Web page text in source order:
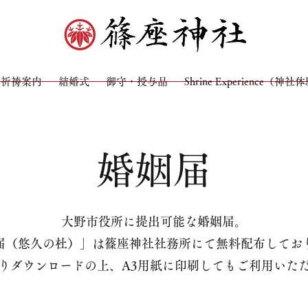
祈祷案内 結婚式 御守・授与品 Shrine Experience（神社体
​婚姻届
大野市役所に提出可能な婚姻届。
（悠久の杜）」は篠座神社社務所にて無料配布してお
ダウンロードの上、A3用紙に印刷してもご利用いた